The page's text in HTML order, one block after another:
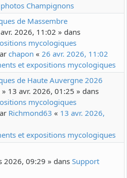
Champignons
de Massembre
2026, 11:02 » dans
mycologiques
chapon « 26 avr. 2026, 11:02
et expositions mycologiques
de Haute Auvergne 2026
» 13 avr. 2026, 01:25 » dans
mycologiques
Richmond63 « 13 avr. 2026,
et expositions mycologiques
2026, 09:29 » dans Support